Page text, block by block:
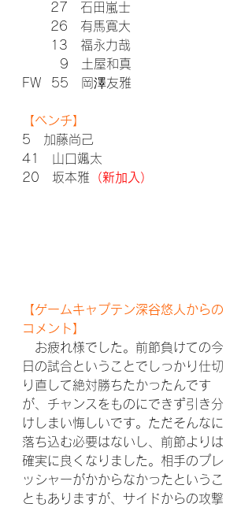
      27　石田嵐士
      26　有馬寛大
      13　福永力哉
        9　土屋和真
FW  55　岡澤友雅
【ベンチ】
5　加藤尚己
41　山口颯太
20　坂本雅 （新加入）
【ゲームキャプテン深谷悠人からの
コメント】
お疲れ様でした。前節負けての今
日の試合ということでしっかり仕切
り直して絶対勝ちたかったんです
が、チャンスをものにできず引き分
けしまい悔しいです。ただそんなに
落ち込む必要はないし、前節よりは
確実に良くなりました。相手のプレ
ッシャーがかからなかったというこ
ともありますが、サイドからの攻撃